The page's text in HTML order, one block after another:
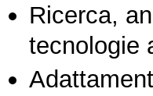
Ricerca,
tecnologie